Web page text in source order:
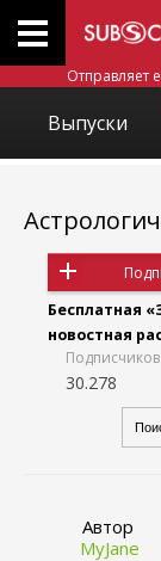
Отправляет
Выпуски
Бесплатная
новостная
Подписчиков
30.278
Автор
MyJane